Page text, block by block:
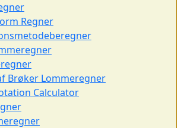
Regner
Brøker Lommeregner
Calculator